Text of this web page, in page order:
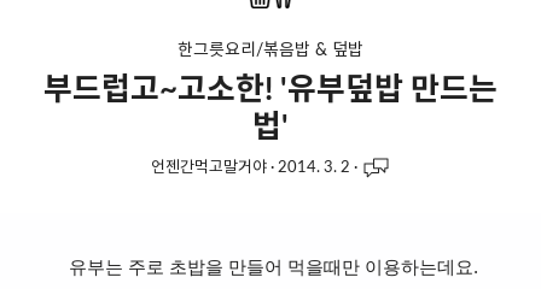
한그릇요리/볶음밥 & 덮밥
부드럽고~고소한! '유부덮밥 만드는
법'
언젠간먹고말거야· 2014. 3. 2 ·
유부는 주로 초밥을 만들어 먹을때만 이용하는데요.